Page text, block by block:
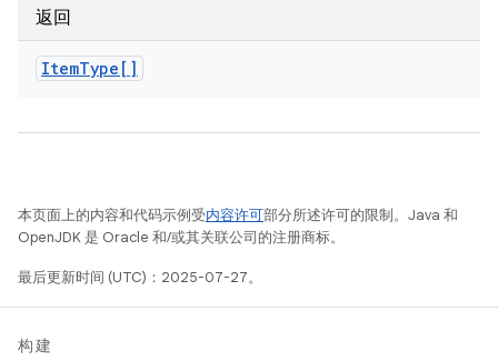
返回
ItemType[]
本页面上的内容和代码示例受内容许可部分所述许可的限制。Java 和
OpenJDK 是 Oracle 和/或其关联公司的注册商标。
最后更新时间 (UTC)：2025-07-27。
构建